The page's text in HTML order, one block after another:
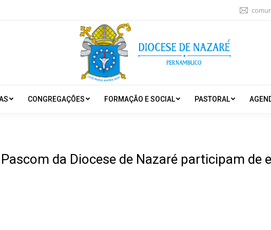
CONGREGAÇÕES FORMAÇÃO E SOCIAL PASTORAL
da Diocese de Nazaré participam